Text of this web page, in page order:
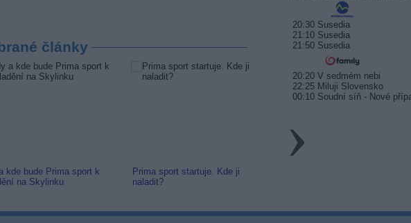
články
kde bude Prima sport k
na Skylinku
Prima sport startuje. Kde ji
naladit?
20:30 Susedia
21:10 Susedia
21:50 Susedia
20:20 V sedmém nebi
22:25 Miluji Slovensko
00:10 Soudní síň - Nové